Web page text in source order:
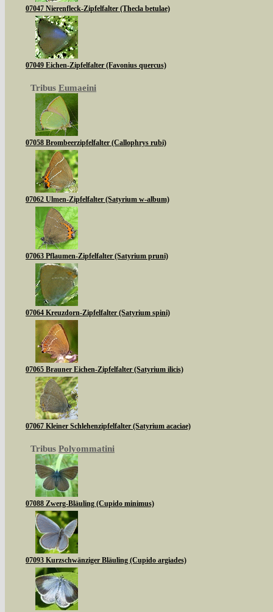
07047 Nierenfleck-Zipfelfalter (Thecla betulae)
07049 Eichen-Zipfelfalter (Favonius quercus)
Tribus Eumaeini
07058 Brombeerzipfelfalter (Callophrys rubi)
07062 Ulmen-Zipfelfalter (Satyrium w-album)
07063 Pflaumen-Zipfelfalter (Satyrium pruni)
07064 Kreuzdorn-Zipfelfalter (Satyrium spini)
07065 Brauner Eichen-Zipfelfalter (Satyrium ilicis)
07067 Kleiner Schlehenzipfelfalter (Satyrium acaciae)
Tribus Polyommatini
07088 Zwerg-Bläuling (Cupido minimus)
07093 Kurzschwänziger Bläuling (Cupido argiades)